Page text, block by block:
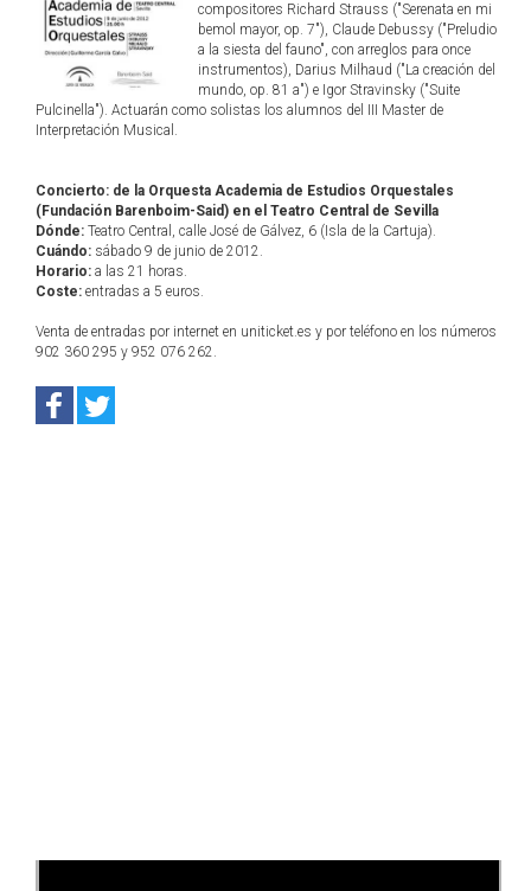
compositores Richard Strauss ("Serenata en mi
bemol mayor, op. 7"), Claude Debussy ("Preludio
a la siesta del fauno", con arreglos para once
instrumentos), Darius Milhaud ("La creación del
mundo, op. 81 a") e Igor Stravinsky ("Suite
Pulcinella"). Actuarán como solistas los alumnos del III Master de
Interpretación Musical.
Concierto: de la Orquesta Academia de Estudios Orquestales
(Fundación Barenboim-Said) en el Teatro Central de Sevilla
Dónde: Teatro Central, calle José de Gálvez, 6 (Isla de la Cartuja).
Cuándo: sábado 9 de junio de 2012.
Horario: a las 21 horas.
Coste: entradas a 5 euros.
Venta de entradas por internet en uniticket.es y por teléfono en los números
902 360 295 y 952 076 262.